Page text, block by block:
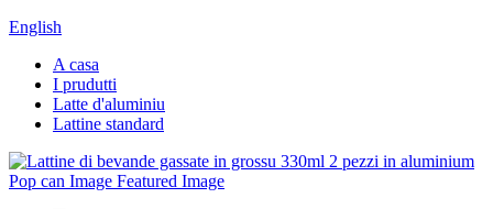
English
A casa
I prudutti
Latte d'aluminiu
Lattine standard